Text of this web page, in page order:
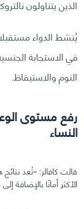
الذين يتناولون
يُنشط الدواء
في الاستجابة
النوم والاستيقاظ.
رفع مستوى
النساء
قالت كافالر: «تُعد
الأكثر أمانًا بالإضافة